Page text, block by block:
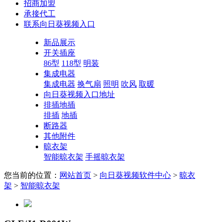
招商加盟
承接代工
联系向日葵视频入口
新品展示
开关插座
86型 118型 明装
集成电器
集成电器 换气扇 照明 吹风 取暖
向日葵视频入口地址
排插地插
排插 地插
断路器
其他附件
晾衣架
智能晾衣架 手摇晾衣架
您当前的位置： 网站首页 > 向日葵视频软件中心 > 晾衣
架 > 智能晾衣架